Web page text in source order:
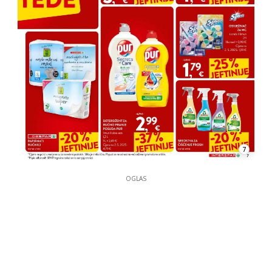
7
OGLAS